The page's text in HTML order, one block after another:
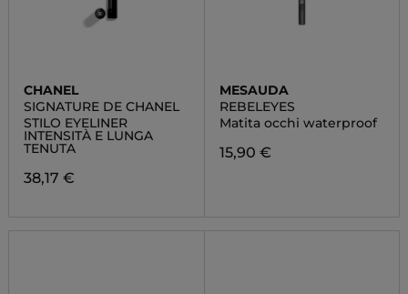
CHANEL
SIGNATURE DE CHANEL
STILO EYELINER
INTENSITÀ E LUNGA
TENUTA
38,17 €
MESAUDA
REBELEYES
Matita occhi waterproof
15,90 €